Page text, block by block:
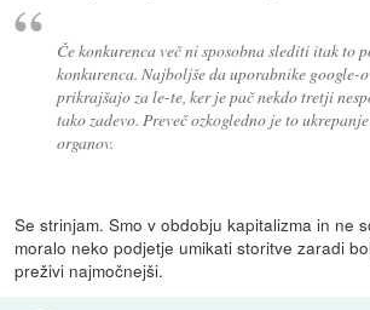
Če konkurenca več ni sposobna slediti itak to
konkurenca. Najboljše da uporabnike google-
prikrajšajo za le-te, ker je pač nekdo tretji
tako zadevo. Preveč ozkogledno je to
organov.
Se strinjam. Smo v obdobju kapitalizma in ne
moralo neko podjetje umikati storitve zaradi
preživi najmočnejši.